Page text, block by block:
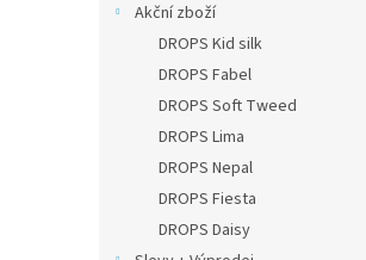
Akční zboží
DROPS Kid silk
DROPS Fabel
DROPS Soft Tweed
DROPS Lima
DROPS Nepal
DROPS Fiesta
DROPS Daisy